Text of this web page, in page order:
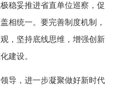
稳妥推进省直单位巡察，促
相统一。要完善制度机制，
，坚持底线思维，增强创新
建设。
导，进一步凝聚做好新时代